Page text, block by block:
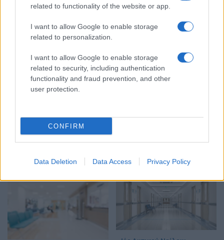
related to functionality of the website or app.
I want to allow Google to enable storage
related to personalization.
I want to allow Google to enable storage
related to security, including authentication
functionality and fraud prevention, and other
user protection.
CONFIRM
Data Deletion Data Access Privacy Policy
Στην Κατηγορία: ΕΙΔΗΣΕΙΣ
ΔΙΑΒΑΣΤΕ ΑΚΟΜΑ